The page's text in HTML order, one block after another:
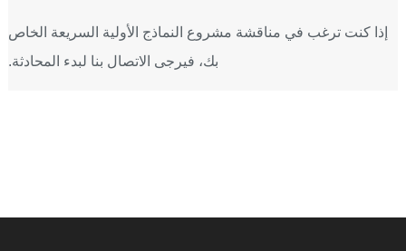
إذا كنت ترغب في مناقشة مشروع النماذج الأولية السريعة الخاص
بك، فيرجى الاتصال بنا لبدء المحادثة.